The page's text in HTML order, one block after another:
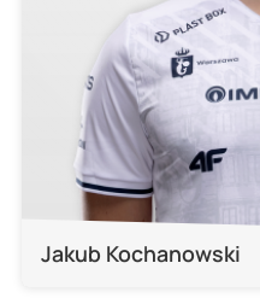
Jakub Kochanowski